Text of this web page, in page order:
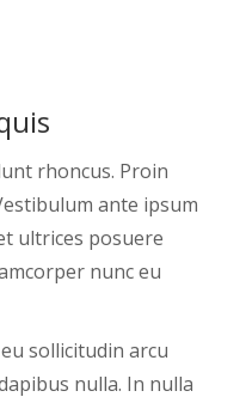
rhoncus. Proin
ante ipsum
ultrices posuere
nunc eu
sollicitudin arcu
nulla. In nulla